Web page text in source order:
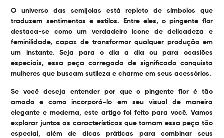
O universo das semijoias está repleto de símbolos que
traduzem sentimentos e estilos. Entre eles, opingente flor
destaca-se como um verdadeiro ícone de delicadeza e
feminilidade, capaz de transformar qualquer produção em
um instante. Seja para o dia a dia ou para ocasiões
especiais, essa peça carregada de significado conquista
mulheres que buscam sutileza e charme em seus acessórios.
Se você deseja entender por que o pingente flor é tão
amado e como incorporá-lo em seu visual de maneira
elegante e moderna, este artigo foi feito para você. Vamos
explorar juntos as características que tornam essa peça tão
especial, além de dicas práticas para combinar seus